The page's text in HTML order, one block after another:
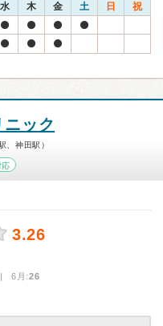
水 木 金 土 日 祝
ック
、神田駅）
応
3.26
6月:26